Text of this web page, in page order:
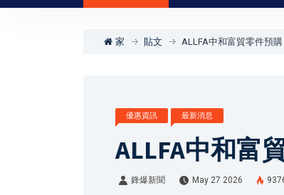
家 貼文 ALLFA中和富貿零件預
優惠資訊 最新消息
ALLFA中和富
鋒爆新聞 May 27 2026